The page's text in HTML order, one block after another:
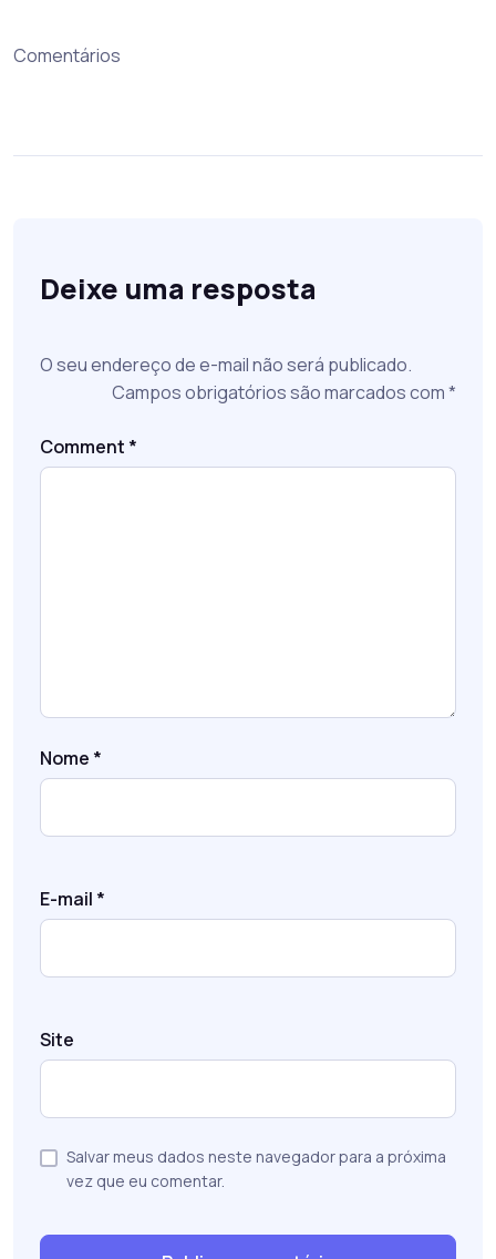
Comentários
Deixe uma resposta
O seu endereço de e-mail não será publicado.
Campos obrigatórios são marcados com*
Comment *
Nome *
E-mail *
Site
Salvar meus dados neste navegador para a próxima
vez que eu comentar.